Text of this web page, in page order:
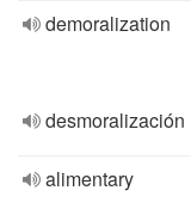
demoralization
desmoralización
alimentary